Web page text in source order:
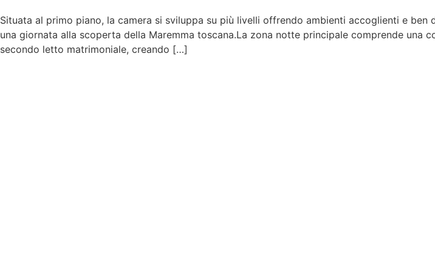
Situata al primo piano, la camera si sviluppa su più livelli offrendo ambienti accoglienti e
una giornata alla scoperta della Maremma toscana.La zona notte principale comprende
secondo letto matrimoniale, creando […]